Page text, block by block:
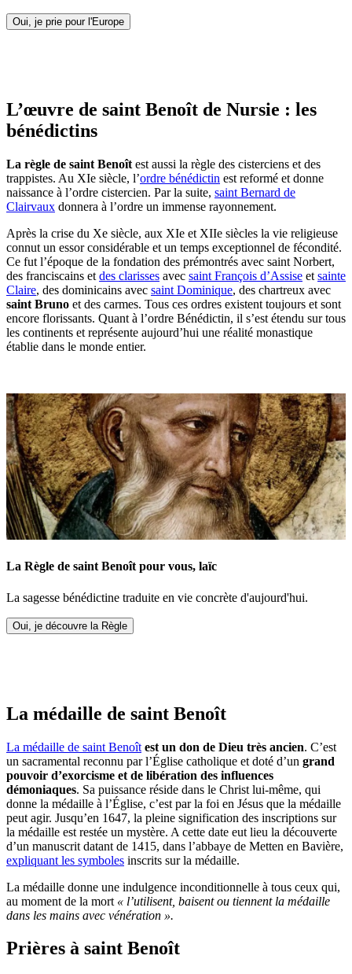
Oui, je prie pour l'Europe
L’œuvre de saint Benoît de Nursie : les
bénédictins
La règle de saint Benoît est aussi la règle des cisterciens et des
trappistes. Au XIe siècle, l’ordre bénédictin est reformé et donne
naissance à l’ordre cistercien. Par la suite, saint Bernard de
Clairvaux donnera à l’ordre un immense rayonnement.
Après la crise du Xe siècle, aux XIe et XIIe siècles la vie religieuse
connut un essor considérable et un temps exceptionnel de fécondité.
Ce fut l’époque de la fondation des prémontrés avec saint Norbert,
des franciscains et des clarisses avec saint François d’Assise et sainte
Claire, des dominicains avec saint Dominique, des chartreux avec
saint Bruno et des carmes. Tous ces ordres existent toujours et sont
encore florissants. Quant à l’ordre Bénédictin, il s’est étendu sur tous
les continents et représente aujourd’hui une réalité monastique
établie dans le monde entier.
La Règle de saint Benoît pour vous, laïc
La sagesse bénédictine traduite en vie concrète d'aujourd'hui.
Oui, je découvre la Règle
La médaille de saint Benoît
La médaille de saint Benoît est un don de Dieu très ancien. C’est
un sacramental reconnu par l’Église catholique et doté d’un grand
pouvoir d’exorcisme et de libération des influences
démoniaques. Sa puissance réside dans le Christ lui-même, qui
donne la médaille à l’Église, c’est par la foi en Jésus que la médaille
peut agir. Jusqu’en 1647, la pleine signification des inscriptions sur
la médaille est restée un mystère. A cette date eut lieu la découverte
d’un manuscrit datant de 1415, dans l’abbaye de Metten en Bavière,
expliquant les symboles inscrits sur la médaille.
La médaille donne une indulgence inconditionnelle à tous ceux qui,
au moment de la mort « l’utilisent, baisent ou tiennent la médaille
dans les mains avec vénération ».
Prières à saint Benoît